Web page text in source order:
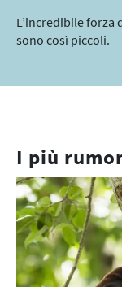
L’incredibile
sono così piccoli.
I più